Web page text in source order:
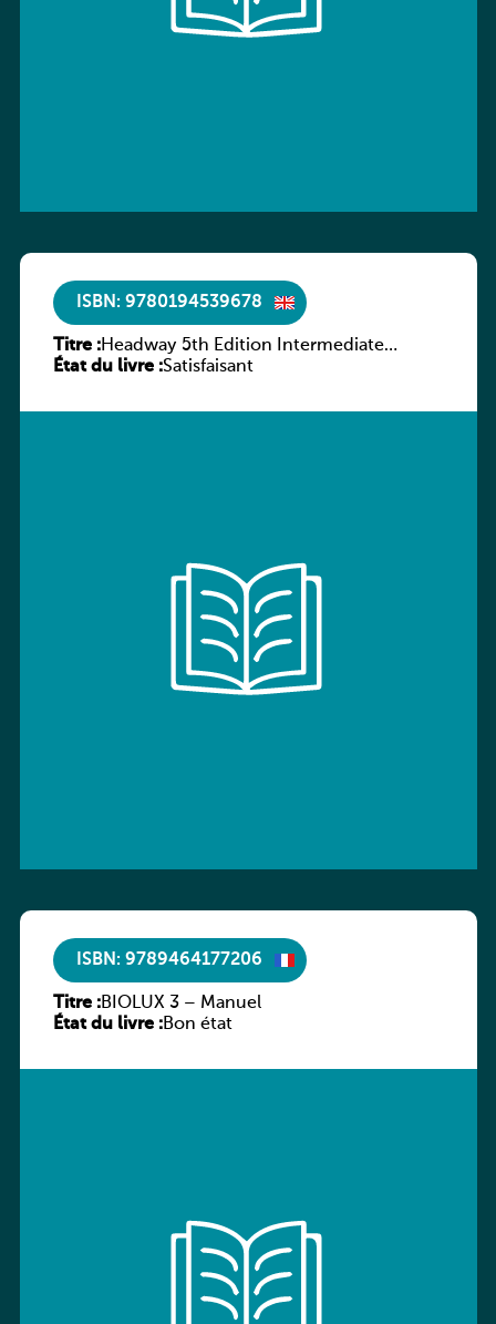
ISBN: 9780194539678
Titre :Headway 5th Edition Intermediate
Workbook without key
État du livre :Satisfaisant
ISBN: 9789464177206
Titre :BIOLUX 3 – Manuel
État du livre :Bon état